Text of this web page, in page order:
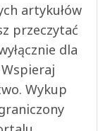
artykułów
przeczytać
dla
Wykup